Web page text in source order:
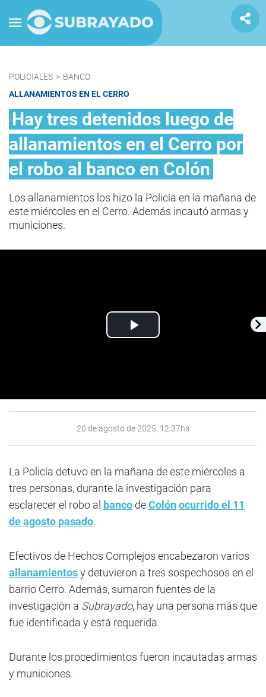
POLICIALES > BANCO
ALLANAMIENTOS EN EL CERRO
Hay tres detenidos luego de
allanamientos en el Cerro por
el robo al banco en Colón
Los allanamientos los hizo la Policía en la mañana de
este miércoles en el Cerro. Además incautó armas y
municiones.
Play
20 de agosto de 2025, 12:37hs
La Policía detuvo en la mañana de este miércoles a
tres personas, durante la investigación para
esclarecer el robo al banco deColónocurrido el 11
de agosto pasado.
Efectivos de Hechos Complejos encabezaron varios
allanamientosy detuvieron a tres sospechosos en el
barrio Cerro. Además, sumaron fuentes de la
investigación a Subrayado, hay una persona más que
fue identificada y está requerida.
Durante los procedimientos fueron incautadas armas
y municiones.